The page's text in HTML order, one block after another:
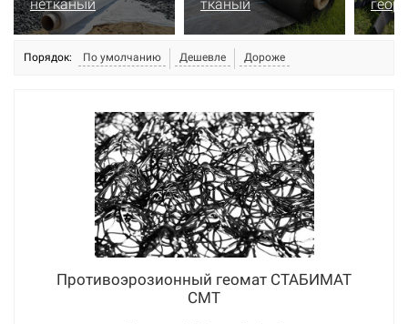
нетканый
тканый
Порядок: По умолчанию Дешевле Дороже
Противоэрозионный геомат СТАБИМАТ
СМТ